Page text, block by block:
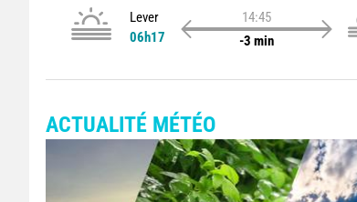
Lever
06h17
14:45
-3 min
ACTUALITÉ MÉTÉO